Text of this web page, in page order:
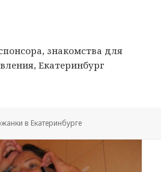
знакомства для
Екатеринбург
Дашуня
в Екатеринбурге